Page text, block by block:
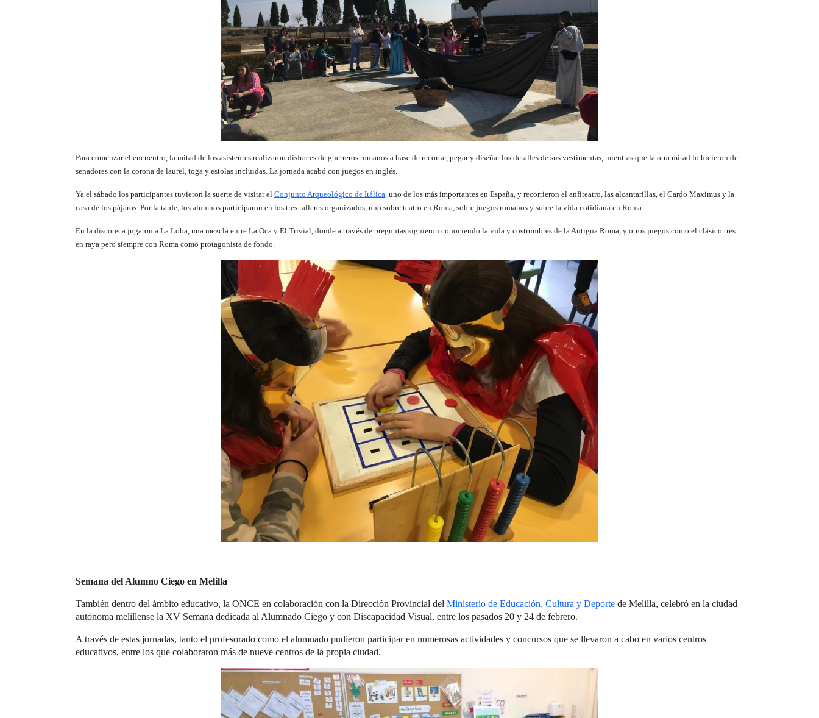
Para comenzar el encuentro, la mitad de los asistentes realizaron disfraces de guerreros romanos a base de recortar, pegar y diseñar los detalles de sus vestimentas, mientras que la otra mitad lo hicieron de
senadores con la corona de laurel, toga y estolas incluidas. La jornada acabó con juegos en inglés.
Ya el sábado los participantes tuvieron la suerte de visitar el Conjunto Arqueológico de Itálica , uno de los más importantes en España, y recorrieron el anfiteatro, las alcantarillas, el Cardo Maximus y la
casa de los pájaros. Por la tarde, los alumnos participaron en los tres talleres organizados, uno sobre teatro en Roma, sobre juegos romanos y sobre la vida cotidiana en Roma.
En la discoteca jugaron a La Loba, una mezcla entre La Oca y El Trivial, donde a través de preguntas siguieron conociendo la vida y costrumbres de la Antigua Roma, y otros juegos como el clásico tres
en raya pero siempre con Roma como protagonista de fondo.
Semana del Alumno Ciego en Melilla
También dentro del ámbito educativo, la ONCE en colaboración con la Dirección Provincial del Ministerio de Educación, Cultura y Deporte de Melilla, celebró en la ciudad
autónoma melillense la XV Semana dedicada al Alumnado Ciego y con Discapacidad Visual, entre los pasados 20 y 24 de febrero.
A través de estas jornadas, tanto el profesorado como el alumnado pudieron participar en numerosas actividades y concursos que se llevaron a cabo en varios centros
educativos, entre los que colaboraron más de nueve centros de la propia ciudad.